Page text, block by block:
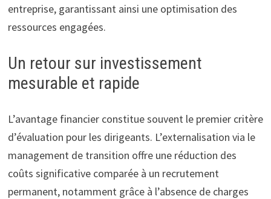
entreprise, garantissant ainsi une optimisation des
ressources engagées.
Un retour sur investissement
mesurable et rapide
L’avantage financier constitue souvent le premier critère
d’évaluation pour les dirigeants. L’externalisation via le
management de transition offre une réduction des
coûts significative comparée à un recrutement
permanent, notamment grâce à l’absence de charges